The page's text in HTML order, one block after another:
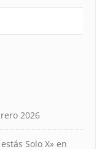
2026
Solo X» en